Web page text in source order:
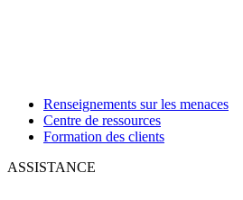
Renseignements sur les menaces
Centre de ressources
Formation des clients
ASSISTANCE